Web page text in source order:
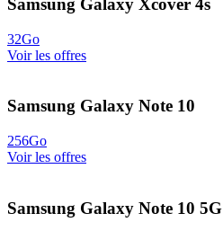
Samsung Galaxy Xcover 4s
32Go
Voir les offres
Samsung Galaxy Note 10
256Go
Voir les offres
Samsung Galaxy Note 10 5G